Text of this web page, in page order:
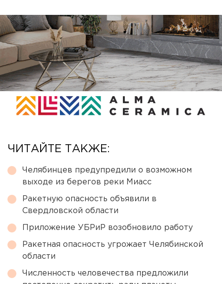
ЧИТАЙТЕ ТАКЖЕ:
Челябинцев предупредили о возможном
выходе из берегов реки Миасс
Ракетную опасность объявили в
Свердловской области
Приложение УБРиР возобновило работу
Ракетная опасность угрожает Челябинской
области
Численность человечества предложили